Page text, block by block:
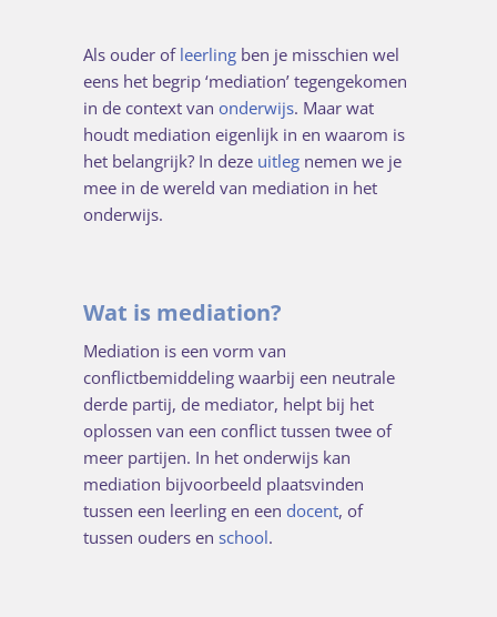
Als ouder of leerling ben je misschien wel
eens het begrip ‘mediation’ tegengekomen
in de context van onderwijs. Maar wat
houdt mediation eigenlijk in en waarom is
het belangrijk? In deze uitleg nemen we je
mee in de wereld van mediation in het
onderwijs.
Wat is mediation?
Mediation is een vorm van
conflictbemiddeling waarbij een neutrale
derde partij, de mediator, helpt bij het
oplossen van een conflict tussen twee of
meer partijen. In het onderwijs kan
mediation bijvoorbeeld plaatsvinden
tussen een leerling en een docent, of
tussen ouders en school.